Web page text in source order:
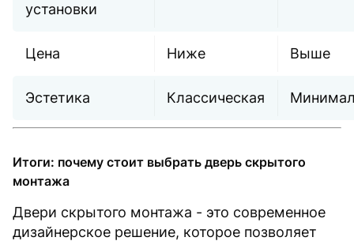
установки
Цена Ниже Выше
Эстетика Классическая
Итоги: почему стоит выбрать дверь скрытого
монтажа
Двери скрытого монтажа - это современное
дизайнерское решение, которое позволяет